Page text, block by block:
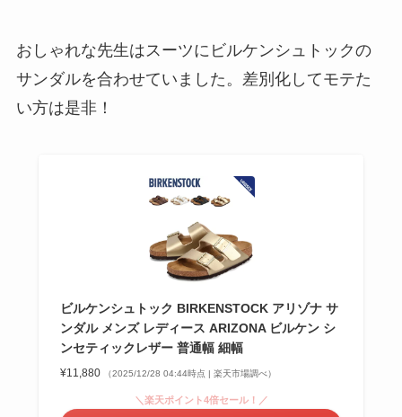
おしゃれな先生はスーツにビルケンシュトックの
サンダルを合わせていました。差別化してモテた
い方は是非！
ビルケンシュトック BIRKENSTOCK アリゾナ サ
ンダル メンズ レディース ARIZONA ビルケン シ
ンセティックレザー 普通幅 細幅
¥11,880 （2025/12/28 04:44時点 | 楽天市場調べ）
＼楽天ポイント4倍セール！／